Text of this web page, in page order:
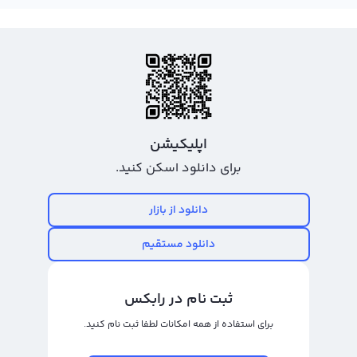
بهترین قیمت بازار برای فروش دمول خود بهره‌مند شوید و سود بیشتری را از این
فرصت به دست آورید. همچنین، در پلتفرم رابکس می‌توانید به صورت مستقیم
دمول خود را به ارزهای دیگری مانند بیتکوین، اتریوم و... تبدیل کنید و با معاملات
سریع و قابل اعتماد سود خود را افزایش دهید.
و فروش دمول یا DMLG یکی از گزینه‌های بسیار جذاب برای معامله‌گران و
سرمایه‌گذاران است. DMLG به عنوان یک ارز دیجیتال جدید با بازدهی بالا و حجم
معاملات زیاد می‌تواند به سود خوبی برای سرمایه‌گذاران بلند مدت و معامله‌گران
برای معامله در دمول، باید به زمان و قیمت مناسب توجه کنید. بهتر است زمان ورود
به معامله را با دقت بررسی کنید و قیمت مناسب برای خرید یا فروش تعیین کنید.
اپلیکیشن
برای دانلود اسکن کنید.
دانلود از بازار
دانلود مستقیم
ثبت نام در رابکس
برای استفاده از همه امکانات لطفا ثبت نام کنید.